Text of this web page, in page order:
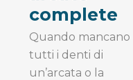
complete
Quando mancano
tutti i denti di
un’arcata o la